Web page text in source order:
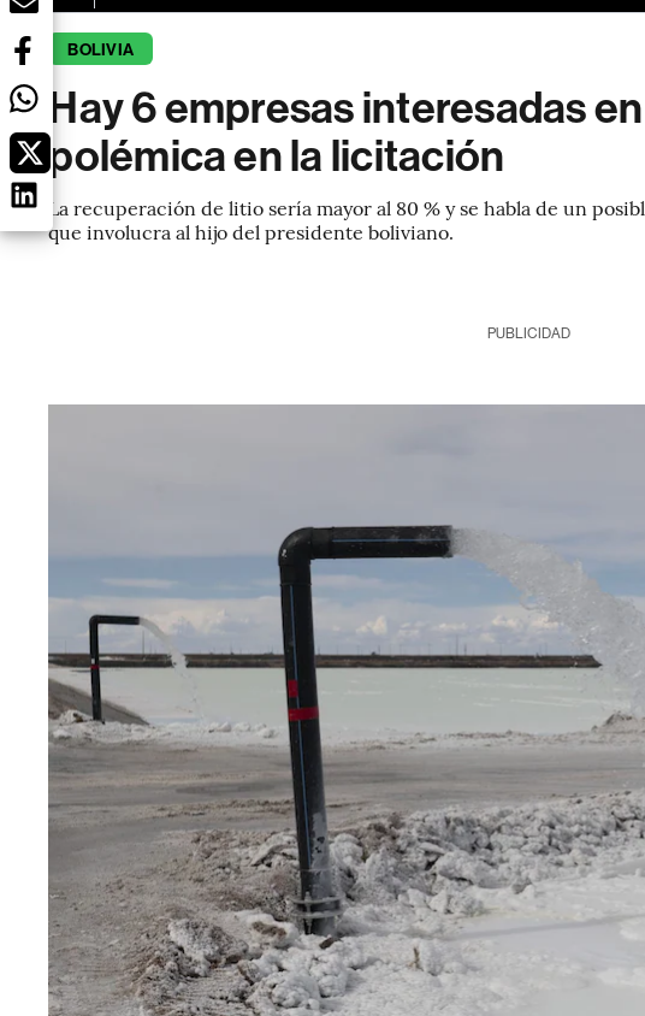
BOLIVIA
Hay 6 empresas interesadas
polémica en la licitación
La recuperación de litio sería mayor al 80 % y se habla de un
que involucra al hijo del presidente boliviano.
PUBLICIDAD